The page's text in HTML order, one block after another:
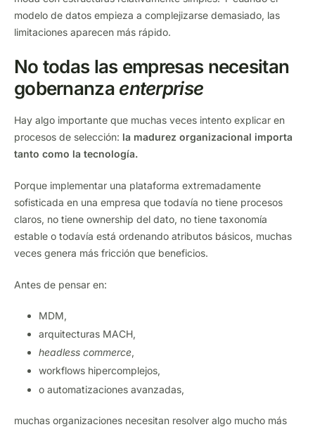
modelo de datos empieza a complejizarse demasiado, las
limitaciones aparecen más rápido.
No todas las empresas necesitan
gobernanza enterprise
Hay algo importante que muchas veces intento explicar en
procesos de selección: la madurez organizacional importa
tanto como la tecnología.
Porque implementar una plataforma extremadamente
sofisticada en una empresa que todavía no tiene procesos
claros, no tiene ownership del dato, no tiene taxonomía
estable o todavía está ordenando atributos básicos, muchas
veces genera más fricción que beneficios.
Antes de pensar en:
MDM,
arquitecturas MACH,
headless commerce,
workflows hipercomplejos,
o automatizaciones avanzadas,
muchas organizaciones necesitan resolver algo mucho más